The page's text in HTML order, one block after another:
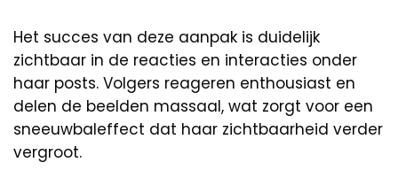
Het succes van deze aanpak is duidelijk
zichtbaar in de reacties en interacties onder
haar posts. Volgers reageren enthousiast en
delen de beelden massaal, wat zorgt voor een
sneeuwbaleffect dat haar zichtbaarheid verder
vergroot.